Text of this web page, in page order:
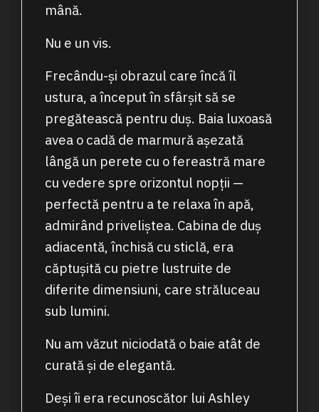
mână.
Nu e un vis.
Frecându-și obrazul care încă îl
ustura, a început în sfârșit să se
pregătească pentru duș. Baia luxoasă
avea o cadă de marmură așezată
lângă un perete cu o fereastră mare
cu vedere spre orizontul nopții —
perfectă pentru a te relaxa în apă,
admirând priveliștea. Cabina de duș
adiacentă, închisă cu sticlă, era
căptușită cu pietre lustruite de
diferite dimensiuni, care străluceau
sub lumini.
Nu am văzut niciodată o baie atât de
curată și de elegantă.
Deși îi era recunoscător lui Ashley